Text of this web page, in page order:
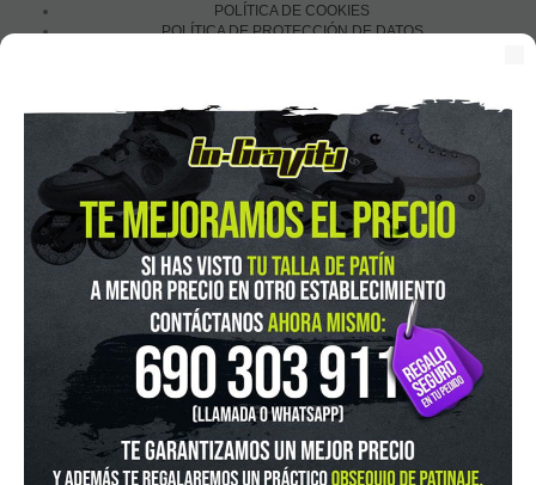
POLÍTICA DE COOKIES
POLÍTICA DE PROTECCIÓN DE DATOS
In-Gravity roller&skate shop